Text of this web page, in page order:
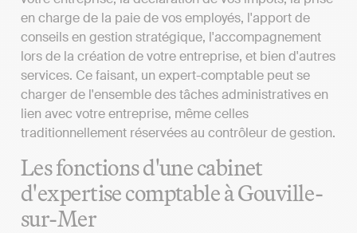
en charge de la paie de vos employés, l'apport de
conseils en gestion stratégique, l'accompagnement
lors de la création de votre entreprise, et bien d'autres
services. Ce faisant, un expert-comptable peut se
charger de l'ensemble des tâches administratives en
lien avec votre entreprise, même celles
traditionnellement réservées au contrôleur de gestion.
Les fonctions d'une cabinet
d'expertise comptable à Gouville-
sur-Mer